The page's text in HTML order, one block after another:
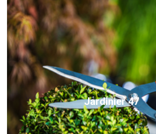
Jardinier 47